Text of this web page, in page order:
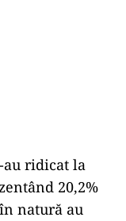
ridicat la
20,2%
natură au